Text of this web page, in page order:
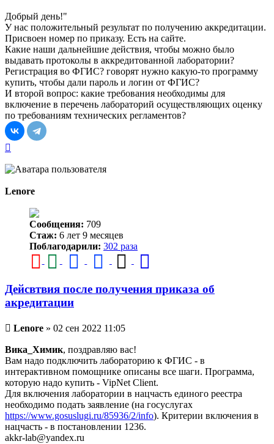
сообщение
Добрый день!"
У нас положительный результат по получению аккредитации.
Присвоен номер по приказу. Есть на сайте.
Какие наши дальнейшие действия, чтобы можно было
выдавать протоколы в аккредитованной лаборатории?
Регистрация во ФГИС? говорят нужно какую-то программу
купить, чтобы дали пароль и логин от ФГИС?
И второй вопрос: какие требования необходимы для
включение в перечень лабораторий осуществляющих оценку
по требованиям технических регламентов?
началу
Lenore
Сообщения: 709
Стаж: 6 лет 9 месяцев
Поблагодарили: 302 раза
Дейсвтвия после получения приказа об
акредитации
Непрочитанное
Lenore » 02 сен 2022 11:05
Вика_Химик, поздравляю вас!
Вам надо подключить лабораторию к ФГИС - в
интерактивном помощнике описаны все шаги. Программа,
которую надо купить - VipNet Client.
Для включения лаборатории в нацчасть единого реестра
необходимо подать заявление (на госуслугах
https://www.gosuslugi.ru/85936/2/info). Критерии включения в
нацчасть - в постановлении 1236.
akkr-lab@yandex.ru